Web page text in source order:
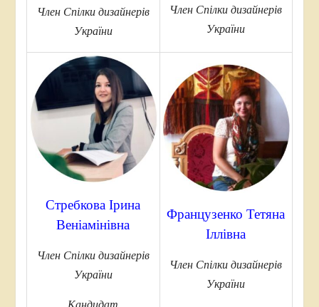
Член Спілки дизайнерів
України
Член Спілки дизайнерів
України
Стребкова Ірина
Веніамінівна
Член Спілки дизайнерів
України
Кандидат
Французенко Тетяна
Іллівна
Член Спілки дизайнерів
України